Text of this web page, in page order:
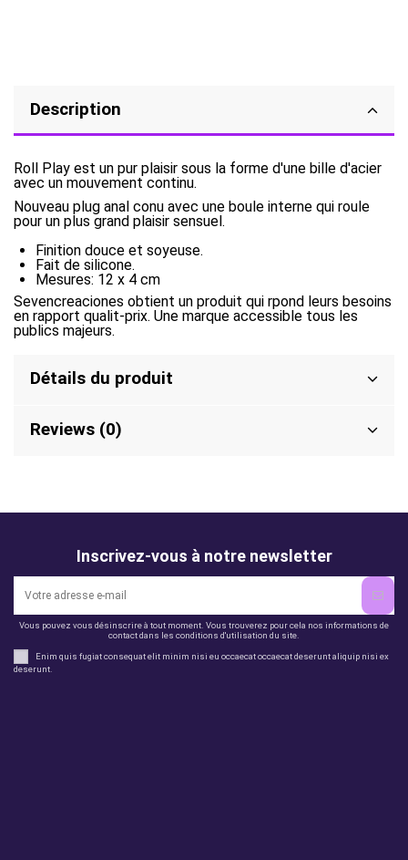
Description
Roll Play est un pur plaisir sous la forme d'une bille d'acier
avec un mouvement continu.
Nouveau plug anal conu avec une boule interne qui roule
pour un plus grand plaisir sensuel.
Finition douce et soyeuse.
Fait de silicone.
Mesures: 12 x 4 cm
Sevencreaciones obtient un produit qui rpond leurs besoins
en rapport qualit-prix. Une marque accessible tous les
publics majeurs.
Détails du produit
Reviews (0)
Inscrivez-vous à notre newsletter
Vous pouvez vous désinscrire à tout moment. Vous trouverez pour cela nos informations de
contact dans les conditions d'utilisation du site.
Enim quis fugiat consequat elit minim nisi eu occaecat occaecat deserunt aliquip nisi ex
deserunt.